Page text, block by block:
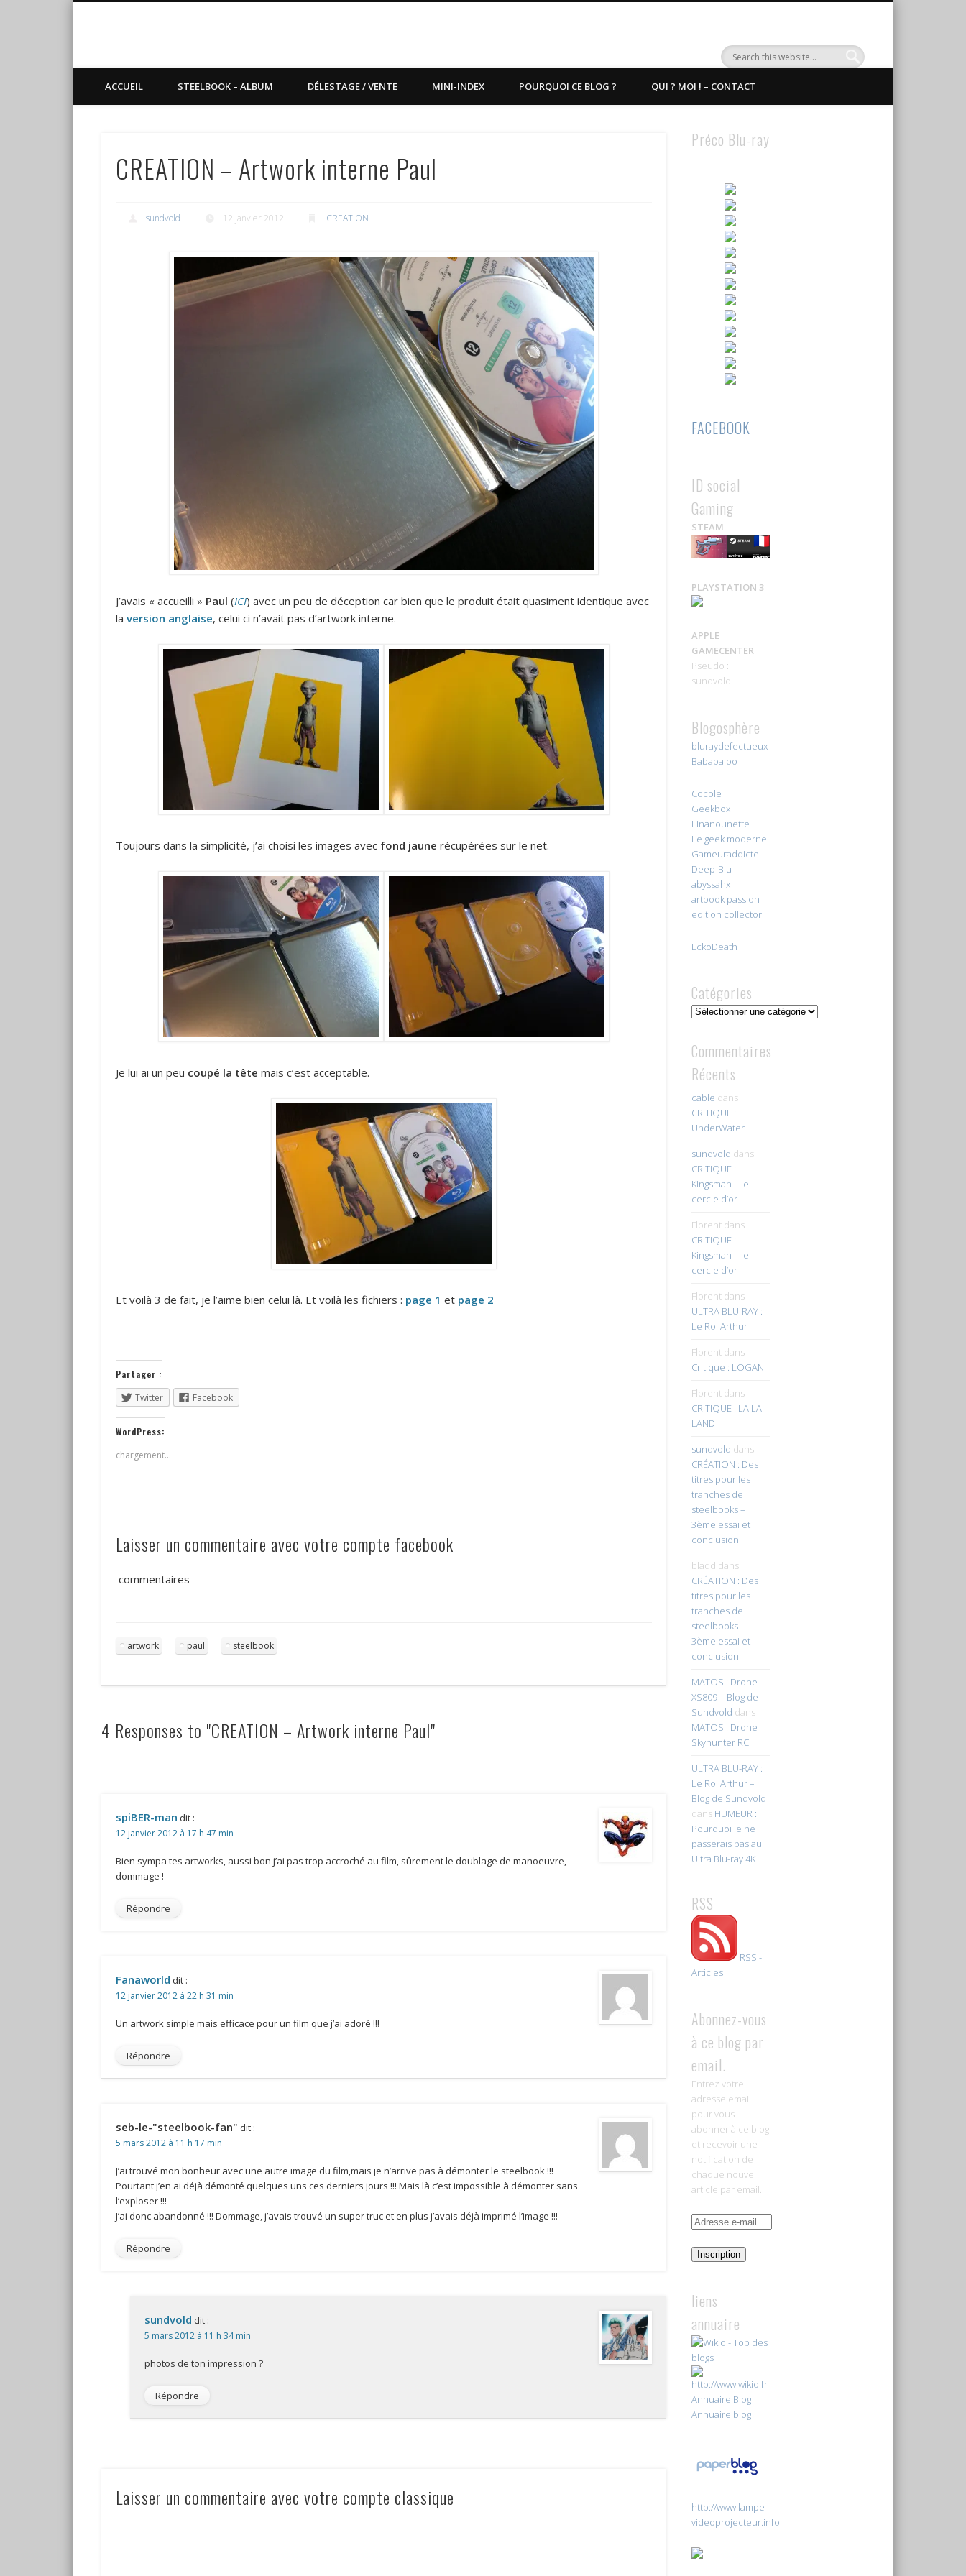
ACCUEIL STEELBOOK – ALBUM DÉLESTAGE / VENTE MINI-INDEX POURQUOI CE BLOG ? QUI ? MOI ! – CONTACT
CREATION – Artwork interne Paul
sundvold 12 janvier 2012 CREATION
J’avais « accueilli » Paul (ICI) avec un peu de déception car bien que le produit était quasiment identique avec
la version anglaise, celui ci n’avait pas d’artwork interne.
Toujours dans la simplicité, j’ai choisi les images avecfond jaune récupérées sur le net.
Je lui ai un peu coupé la tête mais c’est acceptable.
Et voilà 3 de fait, je l’aime bien celui là. Et voilà les fichiers : page 1 et page 2
Partager :
Twitter
Facebook
WordPress:
chargement…
Laisser un commentaire avec votre compte facebook
commentaires
artwork paul steelbook
4 Responses to "CREATION – Artwork interne Paul"
spiBER-man dit :
12 janvier 2012 à 17 h 47 min
Bien sympa tes artworks, aussi bon j’ai pas trop accroché au film, sûrement le doublage de manoeuvre,
dommage !
Répondre
Fanaworld dit :
12 janvier 2012 à 22 h 31 min
Un artwork simple mais efficace pour un film que j’ai adoré !!!
Répondre
seb-le-"steelbook-fan" dit :
5 mars 2012 à 11 h 17 min
J’ai trouvé mon bonheur avec une autre image du film,mais je n’arrive pas à démonter le steelbook !!!
Pourtant j’en ai déjà démonté quelques uns ces derniers jours !!! Mais là c’est impossible à démonter sans
l’exploser !!!
J’ai donc abandonné !!! Dommage, j’avais trouvé un super truc et en plus j’avais déjà imprimé l’image !!!
Répondre
sundvold dit :
5 mars 2012 à 11 h 34 min
photos de ton impression ?
Répondre
Laisser un commentaire avec votre compte classique
Préco Blu-ray
FACEBOOK
ID social
Gaming
STEAM
PLAYSTATION 3
APPLE
GAMECENTER
Pseudo :
sundvold
Blogosphère
bluraydefectueux
Bababaloo
Cocole
Geekbox
Linanounette
Le geek moderne
Gameuraddicte
Deep-Blu
abyssahx
artbook passion
edition collector
EckoDeath
Catégories
Catégories
Commentaires
Récents
cable dans
CRITIQUE :
UnderWater
sundvold dans
CRITIQUE :
Kingsman – le
cercle d’or
Florentdans
CRITIQUE :
Kingsman – le
cercle d’or
Florentdans
ULTRA BLU-RAY :
Le Roi Arthur
Florentdans
Critique : LOGAN
Florentdans
CRITIQUE : LA LA
LAND
sundvold dans
CRÉATION : Des
titres pour les
tranches de
steelbooks –
3ème essai et
conclusion
bladd dans
CRÉATION : Des
titres pour les
tranches de
steelbooks –
3ème essai et
conclusion
MATOS : Drone
XS809 – Blog de
Sundvold dans
MATOS : Drone
Skyhunter RC
ULTRA BLU-RAY :
Le Roi Arthur –
Blog de Sundvold
dans HUMEUR :
Pourquoi je ne
passerais pas au
Ultra Blu-ray 4K
RSS
RSS -
Articles
Abonnez-vous
à ce blog par
email.
Entrez votre
adresse email
pour vous
abonner à ce blog
et recevoir une
notification de
chaque nouvel
article par email.
Adresse
mailInscription
liens
annuaire
Annuaire Blog
Annuaire blog
http://www.lampe-
videoprojecteur.info